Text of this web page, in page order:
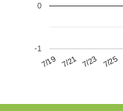
7/19 7/21 7/23 7/25
-1
0